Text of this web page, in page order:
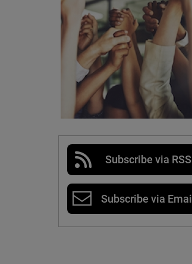
Subscribe via RSS
Subscribe via Email